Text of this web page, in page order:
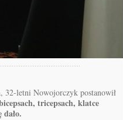
, 32-letni Nowojorczyk postanowił
tricepsach, klatce